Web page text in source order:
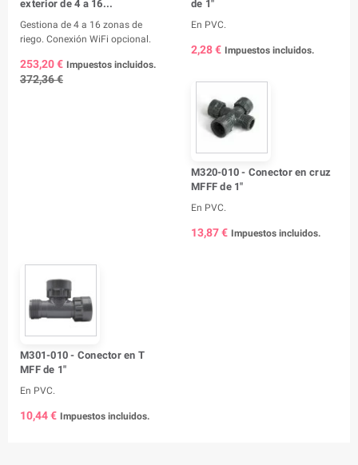
exterior de 4 a 16...
Gestiona de 4 a 16 zonas de
riego. Conexión WiFi opcional.
253,20 € Impuestos incluidos.
372,36 €
de 1"
En PVC.
2,28 € Impuestos incluidos.
M320-010 - Conector en cruz
MFFF de 1"
En PVC.
13,87 € Impuestos incluidos.
M301-010 - Conector en T
MFF de 1"
En PVC.
10,44 € Impuestos incluidos.